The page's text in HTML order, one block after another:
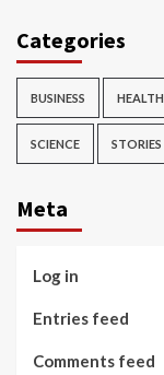
Categories
BUSINESS HEALTH
SCIENCE STORIES
Meta
Log in
Entries feed
Comments feed